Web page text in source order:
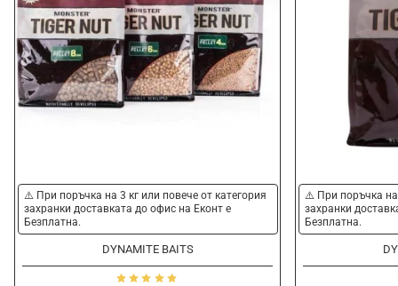
-20%
⚠️ При поръчка на 3 кг или повече от категория
захранки доставката до офис на Еконт е
Безплатна.
DYNAMITE BAITS
-20%
⚠️ При поръчка на
захранки
Безплатна.